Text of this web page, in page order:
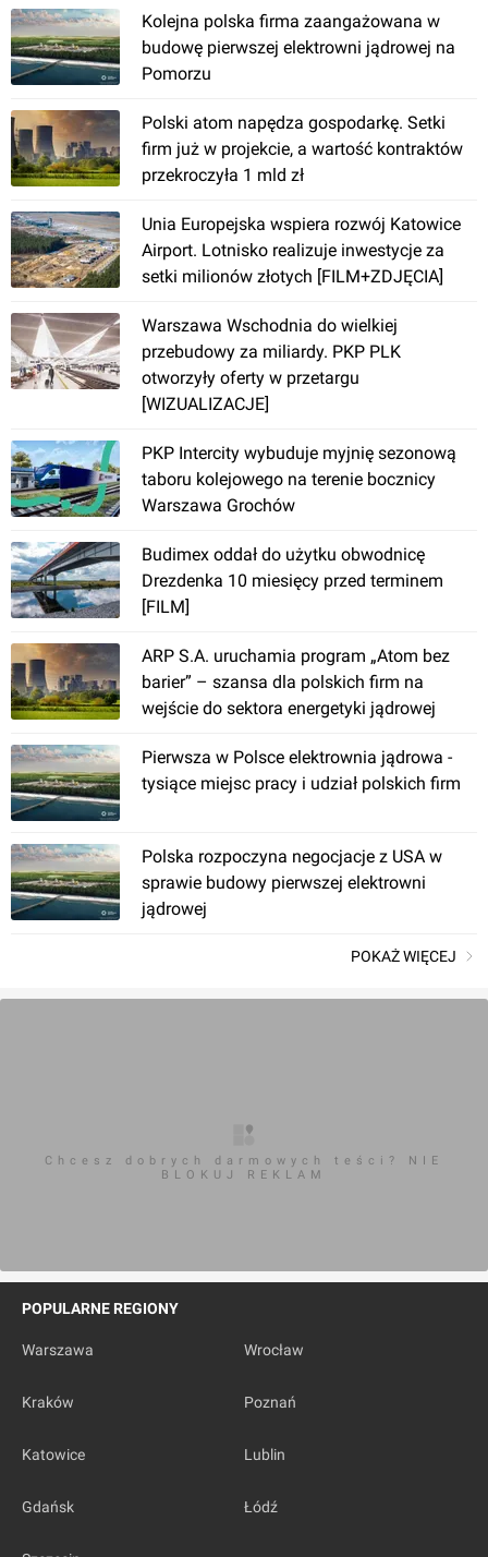
Kraków, Ciepłownicza
[Kraków] Most Technologiczny
Kraków, Tyniecka
Zakłady Kolejowe
Budynek Usługowo-Magazynowy, ul. Półłanki
Kolejna polska firma zaangażowana w
budowę pierwszej elektrowni jądrowej na
Pomorzu
Polski atom napędza gospodarkę. Setki
firm już w projekcie, a wartość kontraktów
przekroczyła 1 mld zł
Unia Europejska wspiera rozwój Katowice
Airport. Lotnisko realizuje inwestycje za
setki milionów złotych [FILM+ZDJĘCIA]
Warszawa Wschodnia do wielkiej
przebudowy za miliardy. PKP PLK
otworzyły oferty w przetargu
[WIZUALIZACJE]
PKP Intercity wybuduje myjnię sezonową
taboru kolejowego na terenie bocznicy
Warszawa Grochów
Budimex oddał do użytku obwodnicę
Drezdenka 10 miesięcy przed terminem
[FILM]
ARP S.A. uruchamia program „Atom bez
barier” – szansa dla polskich firm na
wejście do sektora energetyki jądrowej
Pierwsza w Polsce elektrownia jądrowa -
tysiące miejsc pracy i udział polskich firm
Polska rozpoczyna negocjacje z USA w
sprawie budowy pierwszej elektrowni
jądrowej
POKAŻ WIĘCEJ
Chcesz dobrych darmowych teści? NIE
BLOKUJ REKLAM
POPULARNE REGIONY
Warszawa Wrocław
Kraków Poznań
Katowice Lublin
Gdańsk Łódź